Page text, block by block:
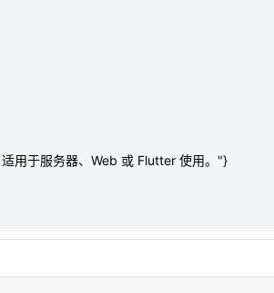
用于服务器、Web 或 Flutter 使用。"}